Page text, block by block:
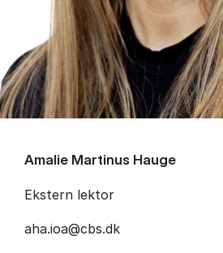
Amalie Martinus Hauge
Ekstern lektor
aha.ioa@cbs.dk